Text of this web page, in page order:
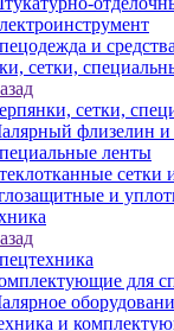
и
сетки,
сетки,
флизелин и
ленты
сетки
и
для
и